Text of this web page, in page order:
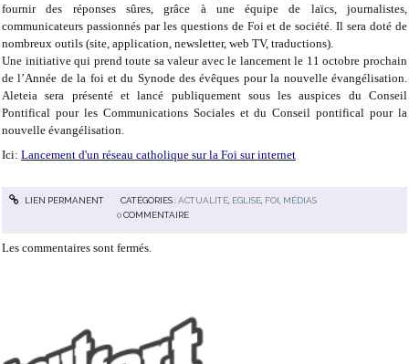
fournir des réponses sûres, grâce à une équipe de laïcs, journalistes,
communicateurs passionnés par les questions de Foi et de société. Il sera doté de
nombreux outils (site, application, newsletter, web TV, traductions).
Une initiative qui prend toute sa valeur avec le lancement le 11 octobre prochain
de l’Année de la foi et du Synode des évêques pour la nouvelle évangélisation.
Aleteia sera présenté et lancé publiquement sous les auspices du Conseil
Pontifical pour les Communications Sociales et du Conseil pontifical pour la
nouvelle évangélisation.
Ici: Lancement d'un réseau catholique sur la Foi sur internet
LIEN PERMANENT CATÉGORIES :ACTUALITÉ, EGLISE, FOI , MÉDIAS
0 COMMENTAIRE
Les commentaires sont fermés.